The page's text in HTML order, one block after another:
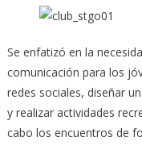
Se enfatizó en la
comunicación para los
redes sociales, diseñar
y realizar actividades
cabo los encuentros de